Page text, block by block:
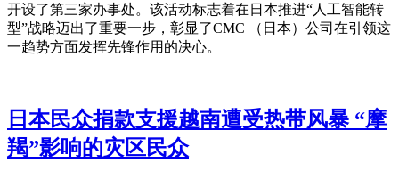
开设了第三家办事处。该活动标志着在日本推进“人工智能转
型”战略迈出了重要一步，彰显了CMC （日本）公司在引领这
一趋势方面发挥先锋作用的决心。
日本民众捐款支援越南遭受热带风暴 “摩
羯”影响的灾区民众